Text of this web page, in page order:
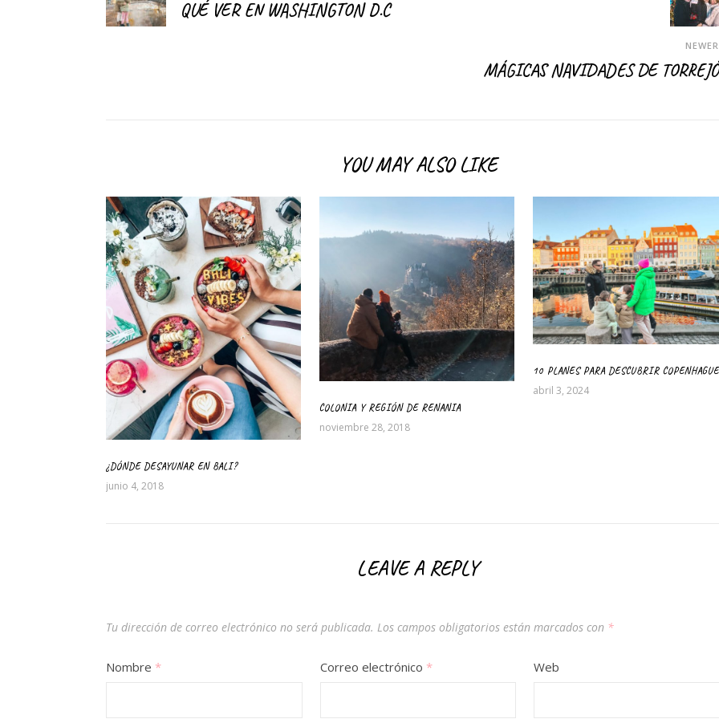
QUÉ VER EN WASHINGTON D.C
MÁGICAS NAVIDADES DE
YOU MAY ALSO LIKE
¿DÓNDE DESAYUNAR EN BALI?
junio 4, 2018
COLONIA Y REGIÓN DE RENANIA
noviembre 28, 2018
10 PLANES PARA DESCUBRIR COPENHAGUE
abril 3, 2024
LEAVE A REPLY
Tu dirección de correo electrónico no será publicada. Los campos obligatorios están marcados con *
Nombre * Correo electrónico * Web